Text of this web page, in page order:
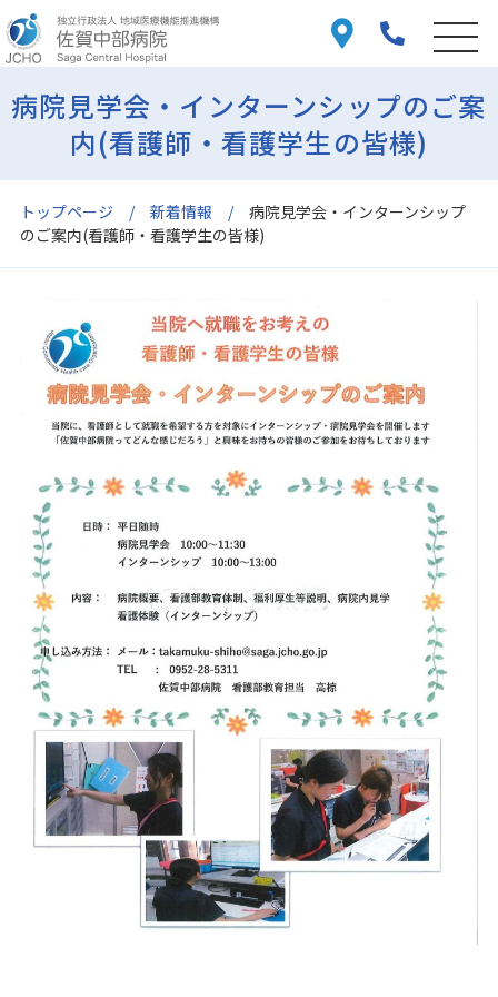
トップページ 新着情報
病院見学会・インターンシップ
のご案内(看護師・看護学生の皆様)
病院見学会・インターンシップのご案
内(看護師・看護学生の皆様)